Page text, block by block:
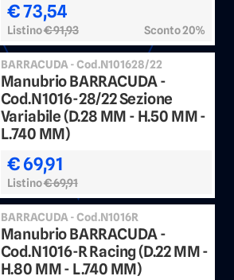
€ 73,54
Listino€ 91,93 Sconto 20%
BARRACUDA - Cod.N101628/22
Manubrio BARRACUDA -
Cod.N1016-28/22 Sezione
Variabile (D.28 MM - H.50 MM -
L.740 MM)
€ 69,91
Listino€ 69,91
BARRACUDA - Cod.N1016R
Manubrio BARRACUDA -
Cod.N1016-R Racing (D.22 MM -
H.80 MM - L.740 MM)